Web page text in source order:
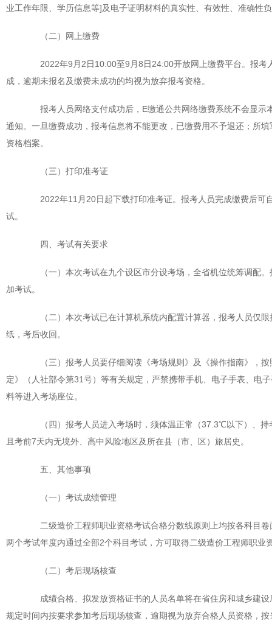
业工作年限、学历信息等]及电子证明材料的真实性、有效性、准确性
（二）网上缴费
2022年9月2日10:00至9月8日24:00开放网上缴费平台。报考
成，逾期未报名及缴费未成功的均视为放弃报考资格。
报考人员网络支付成功后，E缴通公共网络缴费系统不会显示
通知。一旦缴费成功，报考信息将不能更改，已缴费用不予退还；所
资格档案。
（三）打印准考证
2022年11月20日起下载打印准考证。报考人员完成缴费后可
试。
四、考试有关要求
（一）本次考试在九个设区市分设考场，全省机位统筹调配。
加考试。
（二）本次考试已在计算机系统内配置计算器，报考人员仅限
纸，考后收回。
（三）报考人员要仔细阅读《考场规则》及《操作指南》，按
定》（人社部令第31号）等有关规定，严禁携带手机、电子手表、电
料等进入考场座位。
（四）报考人员进入考场时，须体温正常（37.3℃以下）、持
且考前7天内无境外、高中风险地区及所在县（市、区）旅居史。
五、其他事项
（一）考试成绩管理
二级造价工程师职业资格考试合格分数线原则上均按各科目卷
两个考试年度内通过全部2个科目考试，方可取得二级造价工程师职业
（二）考后现场核查
成绩合格、拟发放资格证书的人员名单将在省住房和城乡建设
规定时间内按要求参加考后现场核查，逾期视为放弃合格人员资格，